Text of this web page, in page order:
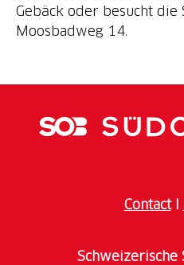
Gebäck oder besucht
Moosbadweg 14.
ContactI
Schweizerische